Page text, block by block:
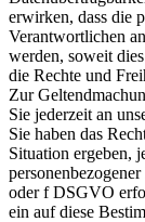
erwirken, dass die
Verantwortlichen
werden, soweit
die Rechte und
Zur
Sie jederzeit an
Sie haben das
Situation ergeben,
oder f DSGVO
ein auf diese